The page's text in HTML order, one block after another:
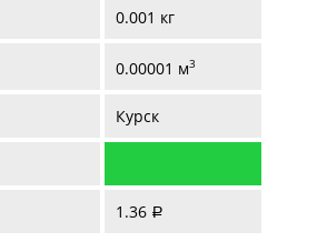
0.001 кг
0.00001 м3
Курск
1.36 a